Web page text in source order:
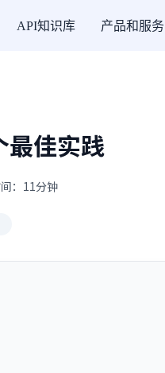
API知识库 产品和服务
最佳实践
：11分钟